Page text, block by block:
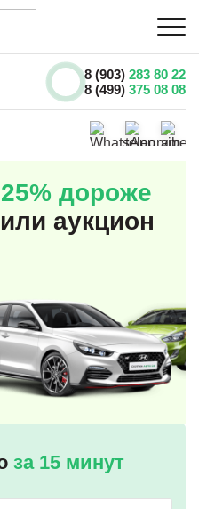
8 (903) 283 80 22
8 (499) 375 08 08
дороже
аукцион
за 15 минут